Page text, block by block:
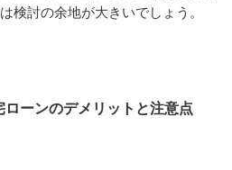
検討の余地が大きいでしょう。
ーンのデメリットと注意点